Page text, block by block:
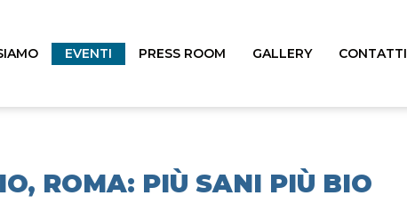
EVENTI PRESS ROOM GALLERY CONTATTI
ROMA: PIÙ SANI PIÙ BIO